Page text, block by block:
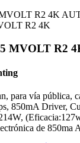
R2 4K
MVOLT R2
para vía pública,
850mA Driver,
de 850ma